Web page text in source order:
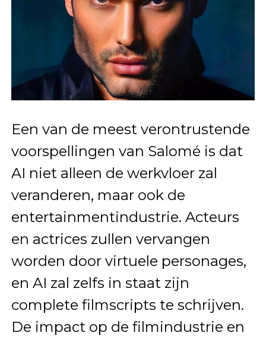
Een van de meest verontrustende
voorspellingen van Salomé is dat
AI niet alleen de werkvloer zal
veranderen, maar ook de
entertainmentindustrie. Acteurs
en actrices zullen vervangen
worden door virtuele personages,
en AI zal zelfs in staat zijn
complete filmscripts te schrijven.
De impact op de filmindustrie en